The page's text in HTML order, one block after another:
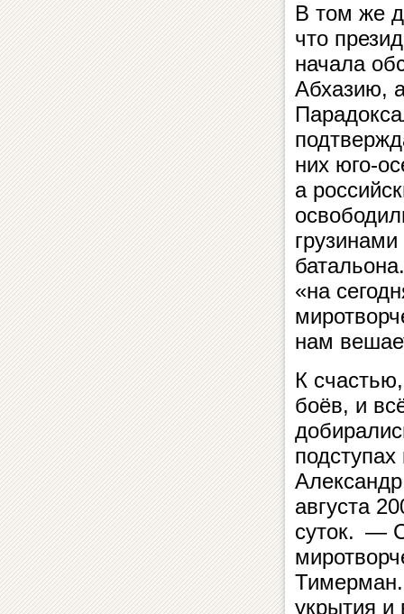
В том же
что
начала
Абхазию,
них юго-
а
«на
нам
К
боёв, и
августа
суток. —
укрытия и